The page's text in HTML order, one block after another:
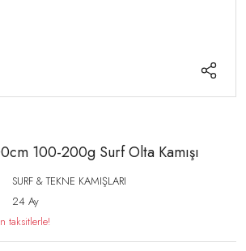
100-200g Surf Olta Kamışı
SURF & TEKNE KAMIŞLARI
24 Ay
taksitlerle!